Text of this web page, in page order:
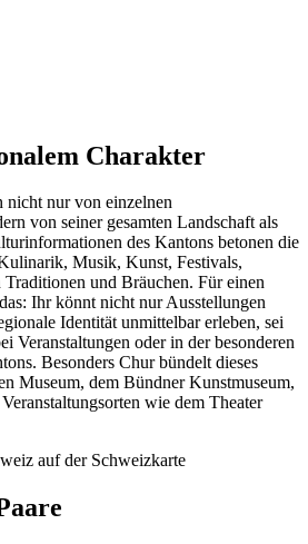
Charakter
nur von einzelnen
von seiner gesamten Landschaft als
des Kantons betonen die
Musik, Kunst, Festivals,
und Bräuchen. Für einen
Ihr könnt nicht nur Ausstellungen
Identität unmittelbar erleben, sei
Veranstaltungen oder in der besonderen
Besonders Chur bündelt dieses
Museum, dem Bündner Kunstmuseum,
wie dem Theater